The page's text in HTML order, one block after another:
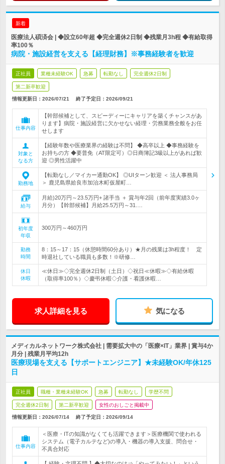
新着
医療法人碩済会 | ◆設立60年超 ◆完全週休2日制 ◆残業月3h程 ◆有給取得
率100％
病院・施設経営を支える【経理財務】※事務経験者を歓迎
正社員 業種未経験OK 急募 転勤なし 完全週休2日制
第二新卒歓迎
情報更新日：2026/07/21 終了予定日： 2026/09/21
仕事内容
【幹部候補として、スピーディーにキャリアを築くチャンスがあ
ります】病院・施設経営に欠かせない経理・労務業務全般をお任
せします
対象と
なる方
【経験年数や医療業界の経験は不問】 ◆高卒以上 ◆事務経験を
お持ちの方 ◆要普免（AT限定可）◎日商簿記3級以上があれば歓
迎 ◎男性活躍中
勤務地
【転勤なし／マイカー通勤OK】 ◎UIターン歓迎 ＜ 法人事務局
＞ 鹿児島県姶良市加治木町仮屋町…
給与
月給)20万円～23.5万円+ 諸手当 ＋ 賞与年2回（前年度実績3.0ヶ
月分）【幹部候補】月給25.5万円～31.…
初年度
年収
300万円～460万円
勤務
時間
8：15～17：15（休憩時間60分あり）★月の残業は3h程度！ 定
時退社している職員も多数！※研修…
休日
休暇
≪休日≫◇完全週休2日制（土日）◇祝日≪休暇≫◇有給休暇
（取得率100％）◇慶弔休暇◇介護・看護休暇…
求人詳細を見る 気になる
メディカルネットワーク株式会社 | 需要拡大中の「医療×IT」業界 | 賞与4か
月分 | 残業月平均12h
医療現場を支える【サポートエンジニア】★未経験OK/年休125
日
正社員 職種・業種未経験OK 急募 転勤なし 学歴不問
完全週休2日制 第二新卒歓迎 女性のおしごと掲載中
情報更新日：2026/07/14 終了予定日： 2026/09/14
仕事内容
＜医療・ITの知識がなくても活躍できます＞医療機関で使われる
システム（電子カルテなど)の導入・機器の導入支援、問合せ・
不具合対応